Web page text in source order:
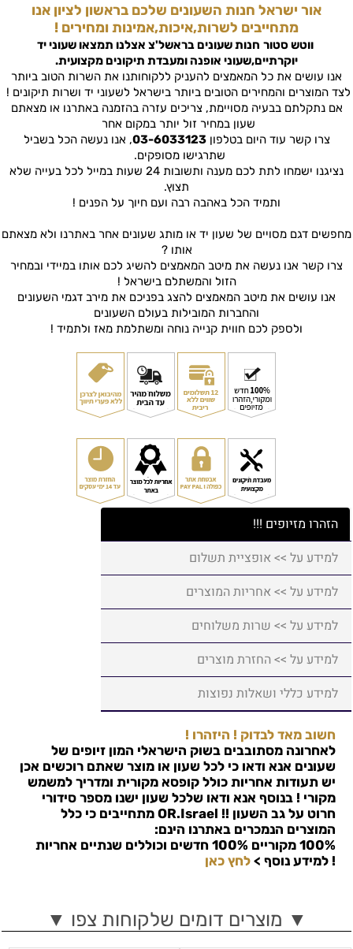
אור ישראל חנות השעונים שלכם בראשון לציון אנו
מתחייבים לשרות,איכות,אמינות ומחירים !
ווטש סטור חנות שעונים בראשל'צ אצלנו תמצאו שעוני יד
יוקרתיים,שעוני אופנה ומעבדת תיקונים מקצועית.
אנו עושים את כל המאמצים להעניק ללקוחותנו את השרות הטוב ביותר
לצד המוצרים והמחירים הטובים ביותר בישראל לשעוני יד ושרות תיקונים !
אם נתקלתם בבעיה מסויימת, צריכים עזרה בהזמנה באתרנו או מצאתם
שעון במחיר זול יותר במקום אחר
צרו קשר עוד היום בטלפון03-6033123, אנו נעשה הכל בשביל
שתרגישו מסופקים.
נציגנו ישמחו לתת לכם מענה ותשובות 24 שעות במייל לכל בעייה שלא
תצוץ.
ותמיד הכל באהבה רבה ועם חיוך על הפנים !
מחפשים דגם מסויים של שעון יד או מותג שעונים אחר באתרנו ולא מצאתם
אותו ?
צרו קשר אנו נעשה את מיטב המאמצים להשיג לכם אותו במיידי ובמחיר
הזול והמשתלם בישראל !
אנו עושים את מיטב המאמצים להצג בפניכם את מירב דגמי השעונים
והחברות המובילות בעולם השעונים
ולספק לכם חווית קנייה נוחה ומשתלמת מאז ולתמיד !
הזהרו מזיופים !!!
למידע על >> אופציית תשלום
למידע על >> אחריות המוצרים
למידע על >> שרות משלוחים
למידע על >> החזרת מוצרים
למידע כללי ושאלות נפוצות
חשוב מאד לבדוק ! היזהרו !
לאחרונה מסתובבים בשוק הישראלי המון זיופים של
שעונים אנא ודאו כי לכל שעון או מוצר שאתם רוכשים אכן
יש תעודות אחריות כולל קופסא מקורית ומדריך למשמש
מקורי ! בנוסף אנא ודאו שלכל שעון ישנו מספר סידורי
חרוט על גב השעון !! OR.Israel מתחייבים כי כלל
המוצרים הנמכרים באתרנו הינם:
100% מקוריים 100% חדשים וכוללים שנתיים אחריות
! למידע נוסף > לחץ כאן
▼ מוצרים דומים שלקוחות צפו ▼